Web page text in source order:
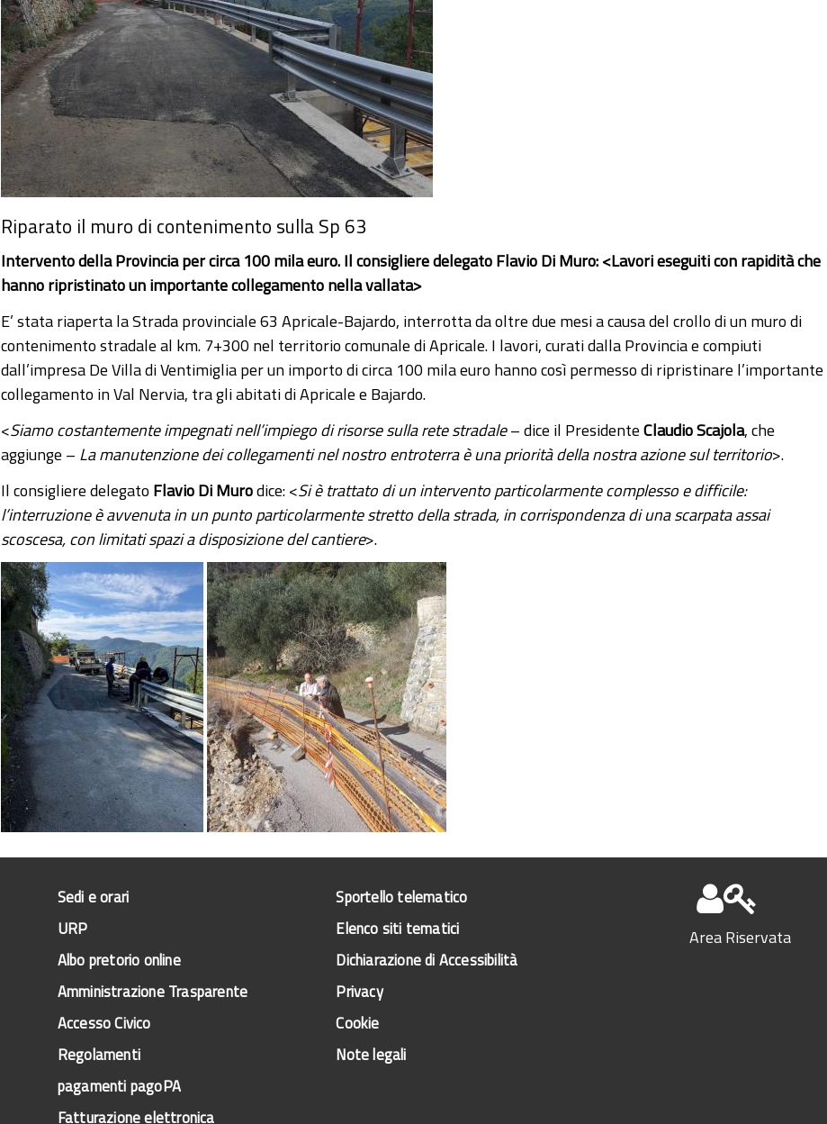
Riparato il muro di contenimento sulla Sp 63
Intervento della Provincia per circa 100 mila euro. Il consigliere delegato Flavio Di Muro: <Lavori eseguiti con rapidità che
hanno ripristinato un importante collegamento nella vallata>
E’ stata riaperta la Strada provinciale 63 Apricale-Bajardo, interrotta da oltre due mesi a causa del crollo di un muro di
contenimento stradale al km. 7+300 nel territorio comunale di Apricale. I lavori, curati dalla Provincia e compiuti
dall’impresa De Villa di Ventimiglia per un importo di circa 100 mila euro hanno così permesso di ripristinare l’importante
collegamento in Val Nervia, tra gli abitati di Apricale e Bajardo.
<Siamo costantemente impegnati nell’impiego di risorse sulla rete stradale– dice il PresidenteClaudio Scajola, che
aggiunge – La manutenzione dei collegamenti nel nostro entroterra è una priorità della nostra azione sul territorio>.
Il consigliere delegato Flavio Di Murodice: <Si è trattato di un intervento particolarmente complesso e difficile:
l’interruzione è avvenuta in un punto particolarmente stretto della strada, in corrispondenza di una scarpata assai
scoscesa, con limitati spazi a disposizione del cantiere>.
Sedi e orari
URP
Albo pretorio online
Amministrazione Trasparente
Accesso Civico
Regolamenti
pagamenti pagoPA
Fatturazione elettronica
Sportello telematico
Elenco siti tematici
Dichiarazione di Accessibilità
Privacy
Cookie
Note legali
Area Riservata